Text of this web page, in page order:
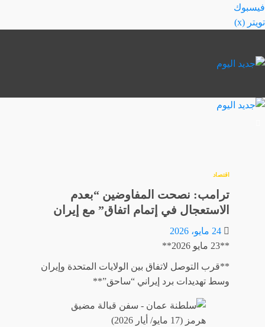
تخطي
إلى
فيسبوك
تويتر (x)
اقتصاد
ترامب: نصحت المفاوضين “بعدم
الاستعجال في إتمام اتفاق” مع إيران
24 مايو، 2026
**23 مايو 2026**
**قرب التوصل لاتفاق بين الولايات المتحدة وإيران
وسط تهديدات برد إيراني “ساحق”**